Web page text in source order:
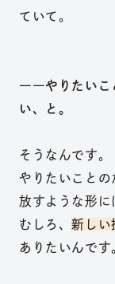
ていて。
――やりたいこ
い、と。
そうなんです。
やりたいこと
放すような形に
むしろ、新しい
ありたいんです